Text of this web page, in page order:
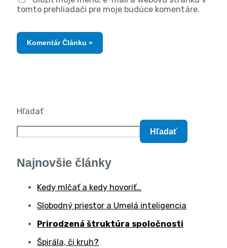
tomto prehliadači pre moje budúce komentáre.
Hľadať
Hľadať
Najnovšie články
Kedy mlčať a kedy hovoriť…
Slobodný priestor a Umelá inteligencia
Prirodzená štruktúra spoločnosti
Špirála, či kruh?